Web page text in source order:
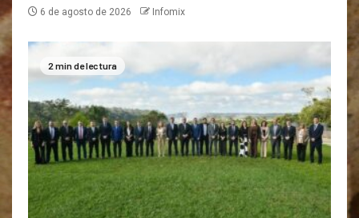
6 de agosto de 2026 Infomix
2 min de lectura